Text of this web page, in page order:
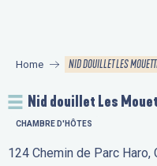
principal
Home NID DOUILLET LES
Nid douillet Les
CHAMBRE D'HÔTES
124 Chemin de Parc